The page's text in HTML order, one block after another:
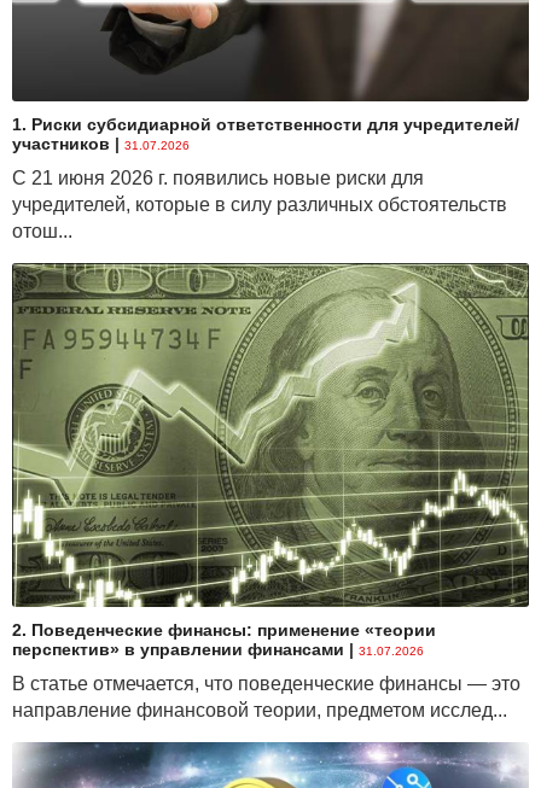
1. Риски субсидиарной ответственности для учредителей/
участников | 31.07.2026
С 21 июня 2026 г. появились новые риски для
учредителей, которые в силу различных обстоятельств
отош...
2. Поведенческие финансы: применение «теории
перспектив» в управлении финансами | 31.07.2026
В статье отмечается, что поведенческие финансы — это
направление финансовой теории, предметом исслед...